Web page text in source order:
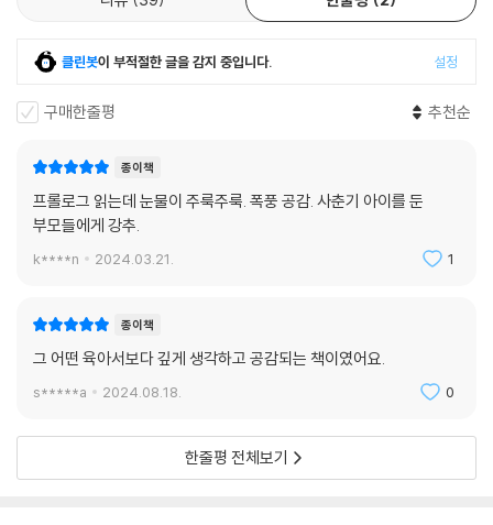
이 한두 개씩 맞물리다 보면 부모와 청소년 사이의 갈등은 걷잡을 수 없이
기력증으로 이어지는 경우가 많고, 마음의 문까지 걸어 잠그면 아이가 다
밖에서 오랜 기간 수많은 시행착오를 겪었던 저자는 “아이를 향한 비난의
으로 나오는 길을 찾을 수 있다”고 전한다.
삶이 고통스럽고 숨이 꼴깍 넘어갈 것 같은 위태로운 순간에 가장 필요한
것은 무엇일까? 저자가 찾은 답은 ‘부모 스스로 자신을 먼저 사랑하는
고 뜯어고치는 작업”이었다. 아이를 자신의 기준에 맞게 바꾸려고 했던 마
음을 진심으로 내려놓고, 아이만을 온전히 바라보며 제대로 사랑하는 법을
배우는 시간이었다는 것. 저자는 꾸밈없는 말로 고백한다. “시작은 아이를
위한 것이었을지 모르지만 결국은 내가 성장하는 여정이었다. 긴 고통이었
고 험난한 과정이었지만 그 길 끝에 서서 한숨 돌리고 바라본 세상은 예전
보다 더 아름답게 빛나고 있었다. 세상은 예전과 다름없지만 세상을 바라
보는 내 눈과 내 마음이 달라져 있었다.”
클린봇이 부적절한 글을 감지 중입니다. 설정
구매한줄평 추천순
종이책
프롤로그 읽는데 눈물이 주룩주룩. 폭풍 공감. 사춘기 아이를 둔
부모들에게 강추.
k****n 2024.03.21. 1
종이책
그 어떤 육아서보다 깊게 생각하고 공감되는 책이였어요.
s*****a 2024.08.18. 0
한줄평 전체보기